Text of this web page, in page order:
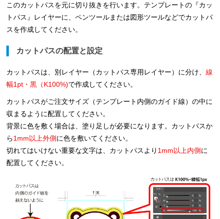
このカットパスを元に切り抜きを行います。テンプレートの『カッ
トパス』レイヤーに、ペンツールまたは図形ツールなどでカットパ
スを作成してください。
カットパスの配置と設定
カットパスは、別レイヤー（カットパス専用レイヤー）に分け、線
幅1pt・黒（K100%)で作成してください。
カットパスがご注文サイズ（テンプレート内側のガイド線）の中に
収まるように配置してください。
背景に色を敷く場合は、塗り足しが必要になります。カットパスか
ら1mm以上外側に色を敷いてください。
切れてはいけない重要な文字は、カットパスより 1mm以上内側に
配置してください。